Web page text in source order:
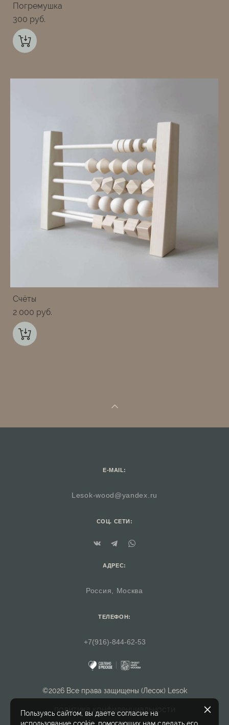
Погремушка
300 pуб.
Счёты
2 000 pуб.
E-MAIL:
Lesok-wood@yandex.ru
СОЦ. СЕТИ:
АДРЕС:
Россия, Москва
ТЕЛЕФОН:
+7(916)-844-62-53
©2026 Все права защищены (Лесок) Lesok
политика конфиденциальности
Пользуясь сайтом, вы даете согласие на